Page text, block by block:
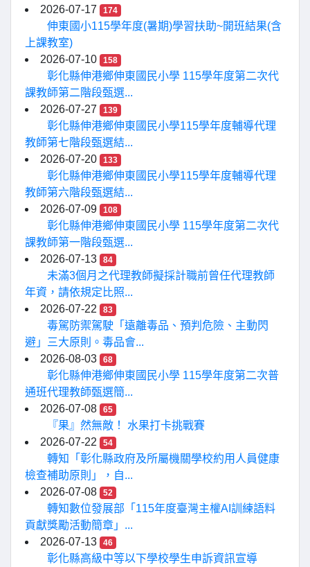
2026-07-17
174
伸東國小115學年度(暑期)學習扶助~開班結果(含
上課教室)
2026-07-10
158
彰化縣伸港鄉伸東國民小學 115學年度第二次代
課教師第二階段甄選...
2026-07-27
139
彰化縣伸港鄉伸東國民小學115學年度輔導代理
教師第七階段甄選結...
2026-07-20
133
彰化縣伸港鄉伸東國民小學115學年度輔導代理
教師第六階段甄選結...
2026-07-09
108
彰化縣伸港鄉伸東國民小學 115學年度第二次代
課教師第一階段甄選...
2026-07-13
84
未滿3個月之代理教師擬採計職前曾任代理教師
年資，請依規定比照...
2026-07-22
83
毒駕防禦駕駛「遠離毒品、預判危險、主動閃
避」三大原則。毒品會...
2026-08-03
68
彰化縣伸港鄉伸東國民小學 115學年度第二次普
通班代理教師甄選簡...
2026-07-08
65
『果』然無敵！ 水果打卡挑戰賽
2026-07-22
54
轉知「彰化縣政府及所屬機關學校約用人員健康
檢查補助原則」，自...
2026-07-08
52
轉知數位發展部「115年度臺灣主權AI訓練語料
貢獻獎勵活動簡章」...
2026-07-13
46
彰化縣高級中等以下學校學生申訴資訊宣導